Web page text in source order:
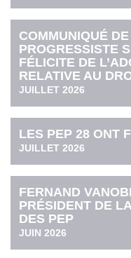
COMMUNIQUÉ
PROGRESSISTE
FÉLICITE DE
RELATIVE AU
JUILLET 2026
LES PEP 28 ONT
JUILLET 2026
FERNAND
PRÉSIDENT DE
DES PEP
JUIN 2026